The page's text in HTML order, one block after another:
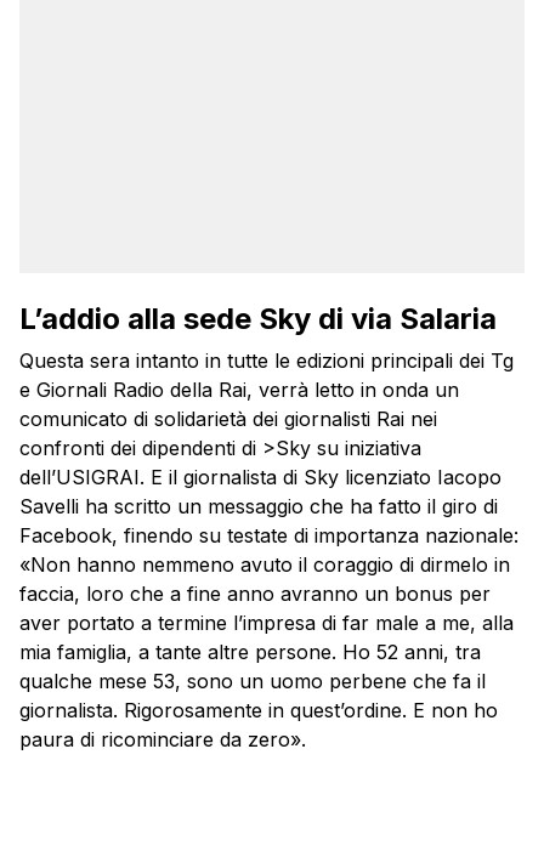
L’addio alla sede Sky di via Salaria
Questa sera intanto in tutte le edizioni principali dei Tg
e Giornali Radio della Rai, verrà letto in onda un
comunicato di solidarietà dei giornalisti Rai nei
confronti dei dipendenti di >Sky su iniziativa
dell’USIGRAI. E il giornalista di Sky licenziato Iacopo
Savelli ha scritto un messaggio che ha fatto il giro di
Facebook, finendo su testate di importanza nazionale:
«Non hanno nemmeno avuto il coraggio di dirmelo in
faccia, loro che a fine anno avranno un bonus per
aver portato a termine l’impresa di far male a me, alla
mia famiglia, a tante altre persone. Ho 52 anni, tra
qualche mese 53, sono un uomo perbene che fa il
giornalista. Rigorosamente in quest’ordine. E non ho
paura di ricominciare da zero».